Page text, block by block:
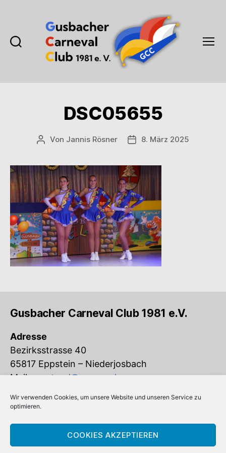
Wir verwenden Cookies, um unsere Website und unseren Service zu
optimieren.
COOKIES AKZEPTIEREN
1981
e.V.
DSC05655
Beitragsautor
Von Jannis Rösner Veröffentlichungsdatum
8. März 2025
Gusbacher Carneval Club 1981 e.V.
Adresse
Bezirksstrasse 40
65817 Eppstein – Niederjosbach
Mail:vorstand@gcc-ev.de
Eingetragen im Vereinsregister beim
Amtsgericht Königstein (VR 832)